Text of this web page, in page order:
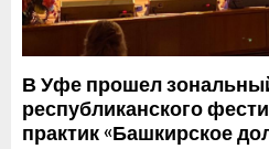
В Уфе прошел
республиканского
практик «Башкирское